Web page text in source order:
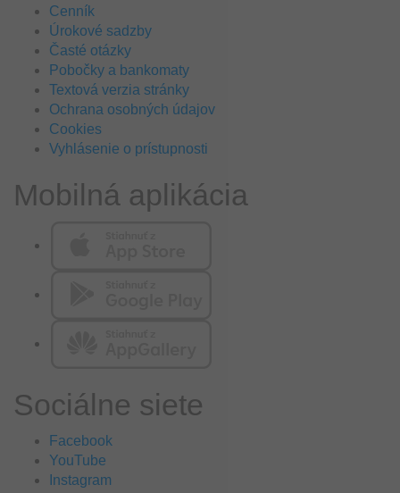
Cenník
Úrokové sadzby
Časté otázky
Pobočky a bankomaty
Textová verzia stránky
Ochrana osobných údajov
Cookies
Vyhlásenie o prístupnosti
Mobilná aplikácia
Sociálne siete
Facebook
YouTube
Instagram